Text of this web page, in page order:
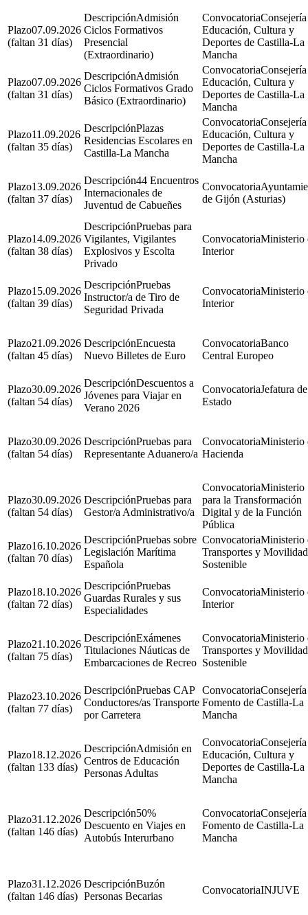
07.09.2026
(faltan 31 días)
Admisión
Ciclos Formativos
Presencial
(Extraordinario)
Educación, Cultura y
Deportes de Castilla-La
Mancha
07.09.2026
(faltan 31 días)
Admisión
Ciclos Formativos Grado
Básico (Extraordinario)
Educación, Cultura y
Deportes de Castilla-La
Mancha
11.09.2026
(faltan 35 días)
Plazas
Residencias Escolares en
Castilla-La Mancha
Educación, Cultura y
Deportes de Castilla-La
Mancha
13.09.2026
(faltan 37 días)
44 Encuentros
Internacionales de
Juventud de Cabueñes
de Gijón (Asturias)
14.09.2026
(faltan 38 días)
Pruebas para
Vigilantes, Vigilantes
Explosivos y Escolta
Privado
Ministerio
Interior
15.09.2026
(faltan 39 días)
Pruebas
Instructor/a de Tiro de
Seguridad Privada
Ministerio
Interior
21.09.2026
(faltan 45 días)
Encuesta
Nuevo Billetes de Euro
Banco
Central Europeo
30.09.2026
(faltan 54 días)
Descuentos a
Jóvenes para Viajar en
Verano 2026
Jefatura de
Estado
30.09.2026
(faltan 54 días)
Pruebas para
Representante Aduanero/a
Ministerio
Hacienda
30.09.2026
(faltan 54 días)
Pruebas para
Gestor/a Administrativo/a
Ministerio
para la Transformación
Digital y de la Función
Pública
16.10.2026
(faltan 70 días)
Pruebas sobre
Legislación Marítima
Española
Ministerio
Transportes y Movilidad
Sostenible
18.10.2026
(faltan 72 días)
Pruebas
Guardas Rurales y sus
Especialidades
Ministerio
Interior
21.10.2026
(faltan 75 días)
Exámenes
Titulaciones Náuticas de
Embarcaciones de Recreo
Ministerio
Transportes y Movilidad
Sostenible
23.10.2026
(faltan 77 días)
Pruebas CAP
Conductores/as Transporte
por Carretera
Fomento de Castilla-La
Mancha
18.12.2026
(faltan 133 días)
Admisión en
Centros de Educación
Personas Adultas
Educación, Cultura y
Deportes de Castilla-La
Mancha
31.12.2026
(faltan 146 días)
50%
Descuento en Viajes en
Autobús Interurbano
Fomento de Castilla-La
Mancha
31.12.2026
(faltan 146 días)
Buzón
Personas Becarias
INJUVE